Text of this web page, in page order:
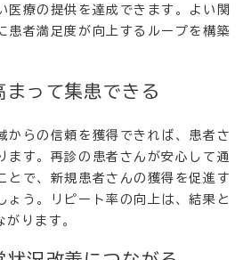
医療の提供を達成できます。よい関
患者満足度が向上するループを構築
まって集患できる
からの信頼を獲得できれば、患者さ
ます。再診の患者さんが安心して通
とで、新規患者さんの獲得を促進す
ょう。リピート率の向上は、結果と
ります。